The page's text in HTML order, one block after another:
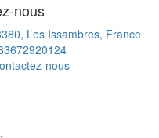
nous
Les Issambres, France
nous